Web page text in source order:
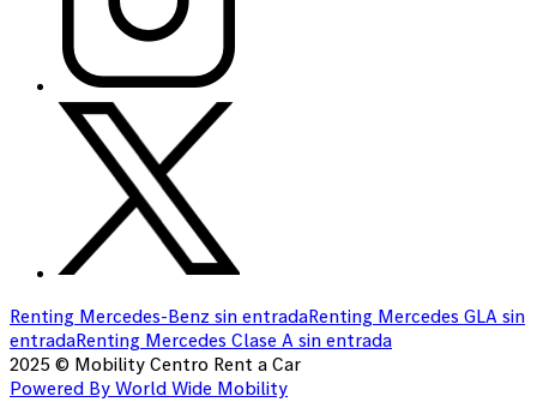
Renting Mercedes-Benz sin entradaRenting Mercedes GLA sin
entradaRenting Mercedes Clase A sin entrada
2025 © Mobility Centro Rent a Car
Powered By World Wide Mobility